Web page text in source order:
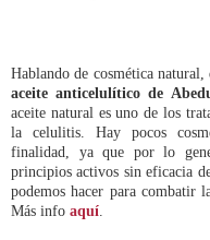
Hablando de cosmética
aceite anticelulítico de
aceite natural es uno de los
la celulitis. Hay pocos
finalidad, ya que por lo
principios activos sin eficacia
podemos hacer para combatir
Más info aquí